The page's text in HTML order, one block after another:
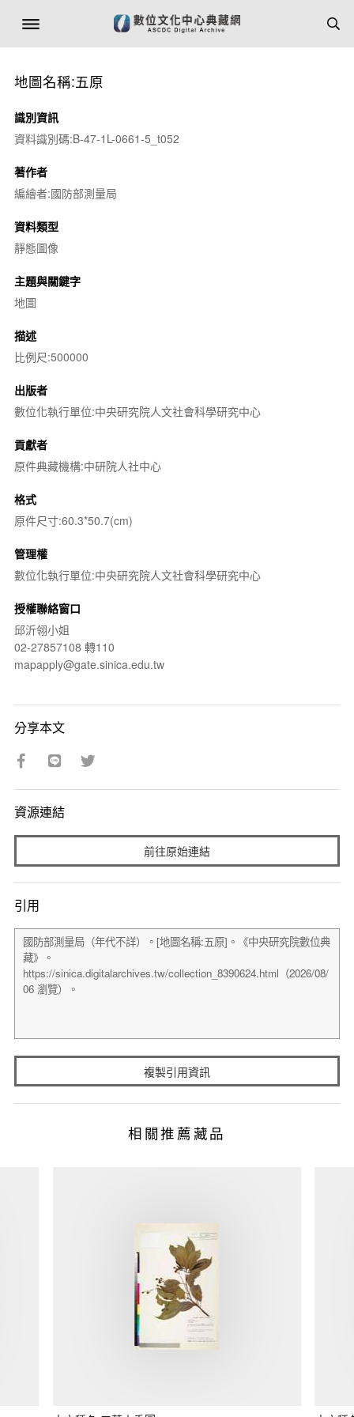
地圖名稱:五原
識別資訊
資料識別碼:B-47-1L-0661-5_t052
著作者
編繪者:國防部測量局
資料類型
靜態圖像
主題與關鍵字
地圖
描述
比例尺:500000
出版者
數位化執行單位:中央研究院人文社會科學研究中心
貢獻者
原件典藏機構:中研院人社中心
格式
原件尺寸:60.3*50.7(cm)
管理權
數位化執行單位:中央研究院人文社會科學研究中心
授權聯絡窗口
邱沂翎小姐
02-27857108 轉110
mapapply@gate.sinica.edu.tw
分享本文
資源連結
前往原始連結
引用
複製引用資訊
相關推薦藏品